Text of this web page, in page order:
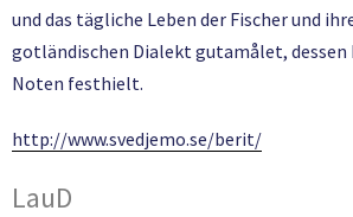
und das tägliche Leben der Fischer und
gotländischen Dialekt gutamålet,
Noten festhielt.
http://www.svedjemo.se/berit/
LauD